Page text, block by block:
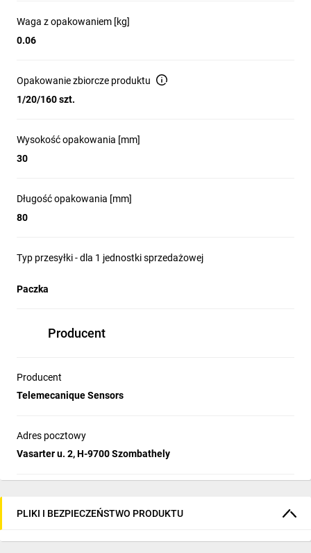
Waga z opakowaniem [kg]
0.06
Opakowanie zbiorcze produktu
1/20/160 szt.
Wysokość opakowania [mm]
30
Długość opakowania [mm]
80
Typ przesyłki - dla 1 jednostki sprzedażowej
Paczka
Producent
Producent
Telemecanique Sensors
Adres pocztowy
Vasarter u. 2, H-9700 Szombathely
PLIKI I BEZPIECZEŃSTWO PRODUKTU